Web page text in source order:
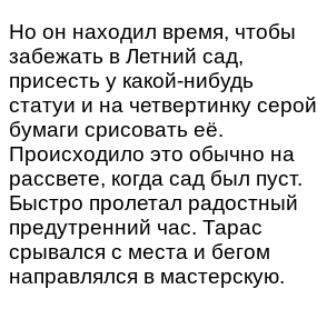
Но он находил время, чтобы
забежать в Летний сад,
присесть у какой-нибудь
статуи и на четвертинку серой
бумаги срисовать её.
Происходило это обычно на
рассвете, когда сад был пуст.
Быстро пролетал радостный
предутренний час. Тарас
срывался с места и бегом
направлялся в мастерскую.